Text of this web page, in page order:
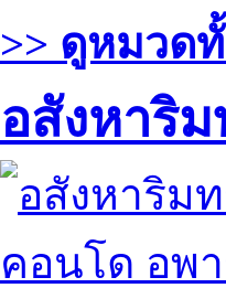
>> ดูหมวด
อสังหาริ
คอนโด อพ